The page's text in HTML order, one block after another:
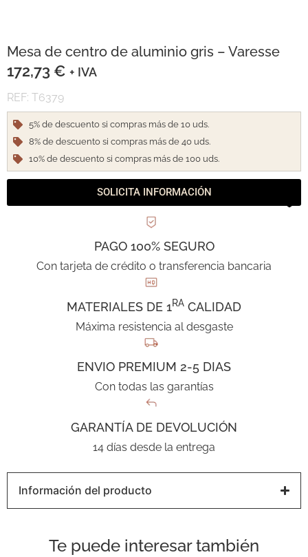
Mesa de centro de aluminio gris – Varesse
172,73 € + IVA
REF: T6379
5% de descuento si compras más de 10 uds.
8% de descuento si compras más de 40 uds.
10% de descuento si compras más de 100 uds.
SOLICITA INFORMACIÓN
PAGO 100% SEGURO
Con tarjeta de crédito o transferencia bancaria
MATERIALES DE 1RA CALIDAD
Máxima resistencia al desgaste
ENVIO PREMIUM 2-5 DIAS
Con todas las garantías
GARANTÍA DE DEVOLUCIÓN
14 días desde la entrega
Información del producto
Te puede interesar también